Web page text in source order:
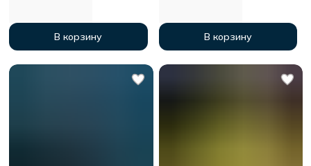
В корзину В корзину